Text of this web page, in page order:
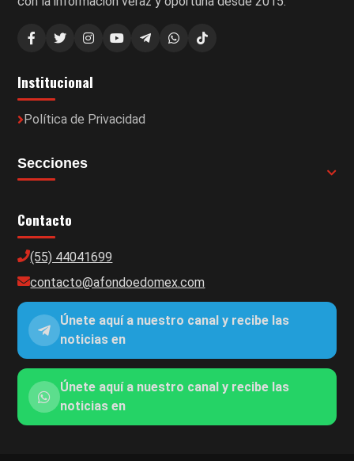
Institucional
Política de Privacidad
Secciones
Contacto
(55) 44041699
contacto@afondoedomex.com
Únete aquí a nuestro canal y recibe las
noticias en
Únete aquí a nuestro canal y recibe las
noticias en